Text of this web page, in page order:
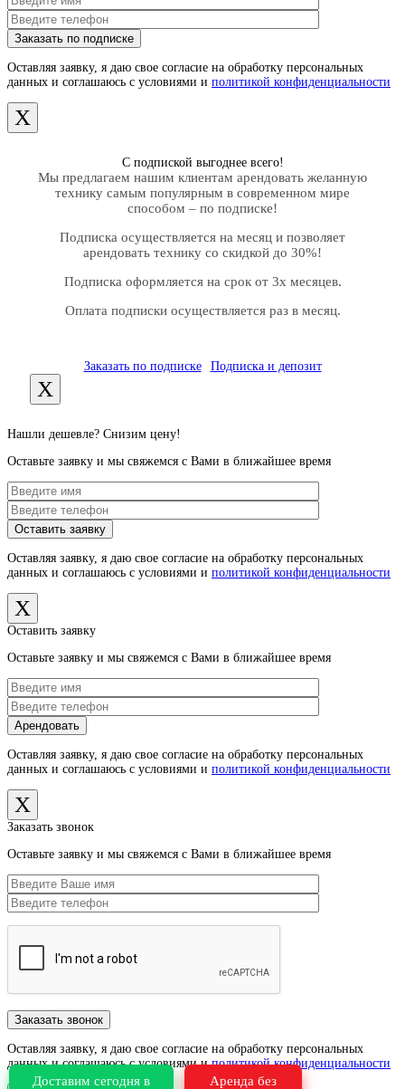
Доставим сегодня в
Аренда без
Оставляя заявку, я даю свое согласие на обработку персональных
данных и соглашаюсь с условиями и политикой конфиденциальности
X
С подпиской выгоднее всего!
Мы предлагаем нашим клиентам арендовать желанную
технику самым популярным в современном мире
способом – по подписке!
Подписка осуществляется на месяц и позволяет
арендовать технику со скидкой до 30%!
Подписка оформляется на срок от 3х месяцев.
Оплата подписки осуществляется раз в месяц.
Заказать по подписке Подписка и депозит
X
Нашли дешевле? Снизим цену!
Оставьте заявку и мы свяжемся с Вами в ближайшее время
Оставляя заявку, я даю свое согласие на обработку персональных
данных и соглашаюсь с условиями и политикой конфиденциальности
X
Оставить заявку
Оставьте заявку и мы свяжемся с Вами в ближайшее время
Оставляя заявку, я даю свое согласие на обработку персональных
данных и соглашаюсь с условиями и политикой конфиденциальности
X
Заказать звонок
Оставьте заявку и мы свяжемся с Вами в ближайшее время
Оставляя заявку, я даю свое согласие на обработку персональных
данных и соглашаюсь с условиями иполитикой конфиденциальности